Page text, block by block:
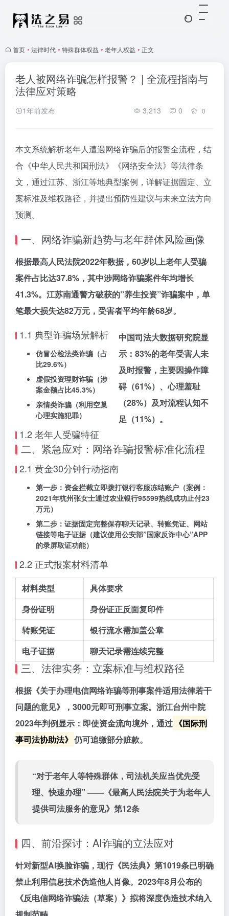
首页 • 法律时代 • 特殊群体权益 • 老年人权益 • 正文
老人被网络诈骗怎样报警？ | 全流程指南与
法律应对策略
1年前发布 3,213 0 0
本文系统解析老年人遭遇网络诈骗后的报警全流程，结
合《中华人民共和国刑法》《网络安全法》等法律条
文，通过江苏、浙江等地典型案例，详解证据固定、立
案标准及维权路径，并提出预防性建议与未来立法方向
预测。
一、网络诈骗新趋势与老年群体风险画像
根据最高人民法院2022年数据，60岁以上老年人受骗
案件占比达37.8%，其中涉网络诈骗案件年均增长
41.3%。江苏南通警方破获的”养生投资”诈骗案中，单
笔最大损失达82万元，受害者平均年龄68岁。
1.1 典型诈骗场景解析
仿冒公检法类诈骗（占
比29.6%）
虚假投资理财诈骗（涉
案金额占比45.3%）
亲情类诈骗（利用空巢
心理实施犯罪）
1.2 老年人受骗特征
中国司法大数据研究院显
示：83%的老年受害人未
及时报警，主要因操作障
碍（61%）、心理羞耻
（28%）及对流程认知不
足（11%）。
二、紧急应对：网络诈骗报警标准化流程
2.1 黄金30分钟行动指南
第一步：资金拦截立即拨打银行客服冻结账户（案例：
2021年杭州张女士通过农业银行95599热线成功止付23
万元）
第二步：证据固定完整保存聊天记录、转账凭证、网站
链接等电子证据（建议使用公安部”国家反诈中心”APP
的录屏取证功能）
2.2 正式报案材料清单
材料类型
具体要求
身份证明
身份证正反面复印件
转账凭证
银行流水需加盖公章
电子证据
聊天记录需连续完整
三、法律实务：立案标准与维权路径
根据《关于办理电信网络诈骗等刑事案件适用法律若干
问题的意见》，3000元即可刑事立案。浙江台州中院
2023年判例显示：即使资金流向境外，通过 《国际刑
事司法协助法》 仍可追缴部分赃款。
“对于老年人等特殊群体，司法机关应当优先受
理、快速办理” ——《最高人民法院关于为老年人
提供司法服务的意见》第12条
四、前沿探讨：AI诈骗的立法应对
针对新型AI换脸诈骗，现行《民法典》第1019条已明确
禁止利用信息技术伪造他人肖像。2023年8月公布的
《反电信网络诈骗法（草案）》拟将深度伪造技术纳入